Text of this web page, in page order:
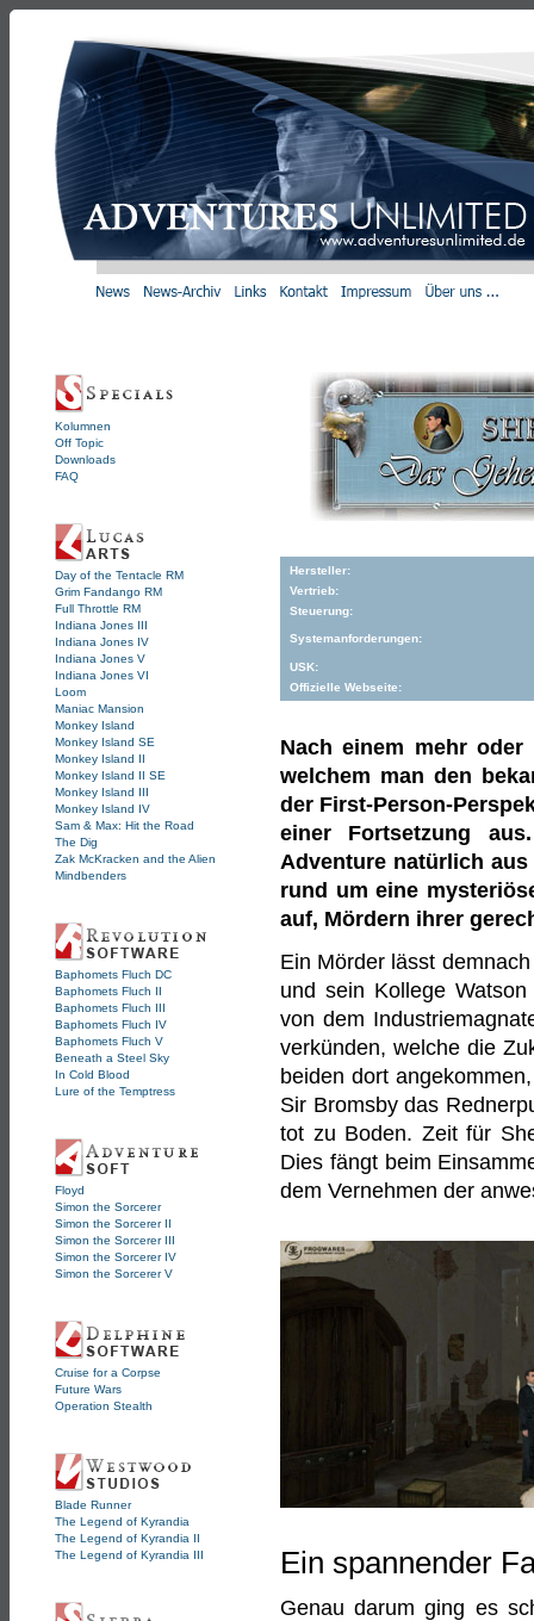
Kolumnen
Off Topic
Downloads
FAQ
Day of the Tentacle RM
Grim Fandango RM
Full Throttle RM
Indiana Jones III
Indiana Jones IV
Indiana Jones V
Indiana Jones VI
Loom
Maniac Mansion
Monkey Island
Monkey Island SE
Monkey Island II
Monkey Island II SE
Monkey Island III
Monkey Island IV
Sam & Max: Hit the Road
The Dig
Zak McKracken and the Alien
Mindbenders
Baphomets Fluch DC
Baphomets Fluch II
Baphomets Fluch III
Baphomets Fluch IV
Baphomets Fluch V
Beneath a Steel Sky
In Cold Blood
Lure of the Temptress
Floyd
Simon the Sorcerer
Simon the Sorcerer II
Simon the Sorcerer III
Simon the Sorcerer IV
Simon the Sorcerer V
Cruise for a Corpse
Future Wars
Operation Stealth
Blade Runner
The Legend of Kyrandia
The Legend of Kyrandia II
The Legend of Kyrandia III
Hersteller:
Vertrieb:
Steuerung:
Systemanforderungen:
USK:
Offizielle Webseite:
Nach einem mehr
welchem man den
der First-Person-
einer Fortsetzung
Adventure natürlich aus
rund um eine
auf, Mördern ihrer
Ein Mörder lässt
und sein Kollege
von dem
verkünden, welche die
beiden dort
Sir Bromsby das
tot zu Boden. Zeit für
Dies fängt beim
dem Vernehmen der
Ein spannender
Genau darum ging es